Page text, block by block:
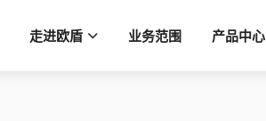
走进欧盾 业务范围 产品中心